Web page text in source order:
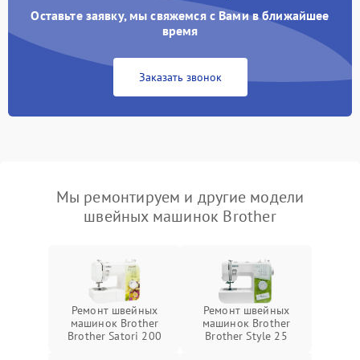
Оставьте заявку, мы свяжемся с Вами в ближайшее
время
Заказать звонок
Мы ремонтируем и другие модели
швейных машинок Brother
Ремонт швейных
машинок Brother
Brother Satori 200
Ремонт швейных
машинок Brother
Brother Style 25